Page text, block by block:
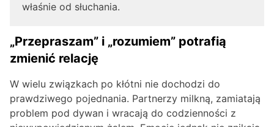
właśnie od słuchania.
„Przepraszam” i „rozumiem” potrafią
zmienić relację
W wielu związkach po kłótni nie dochodzi do
prawdziwego pojednania. Partnerzy milkną, zamiatają
problem pod dywan i wracają do codzienności z